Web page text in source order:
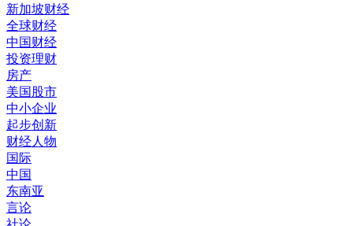
新加坡财经
全球财经
中国财经
投资理财
房产
美国股市
中小企业
起步创新
财经人物
国际
中国
东南亚
言论